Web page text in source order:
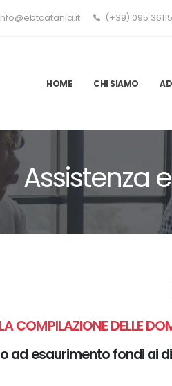
(+39) 095
HOME CHI SIAMO
Assistenza
COMPILAZIONE DELLE
ad esaurimento fondi ai